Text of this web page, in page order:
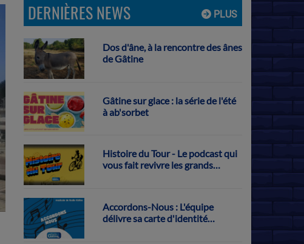
PLUS
DERNIÈRES NEWS
Dos d'âne, à la rencontre des ânes
de Gâtine
Gâtine sur glace : la série de l'été
à ab'sorbet
Histoire du Tour - Le podcast qui
vous fait revivre les grands
Accordons-Nous : L'équipe
délivre sa carte d'identité